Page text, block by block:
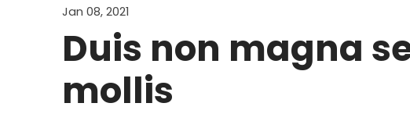
Jan 08, 2021
Duis non magna
mollis